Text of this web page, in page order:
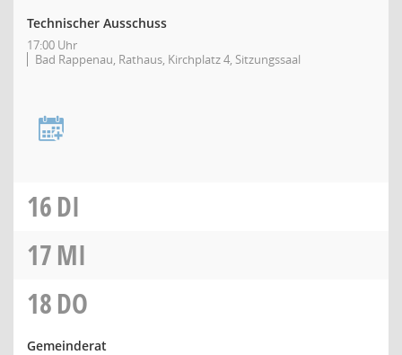
Technischer Ausschuss
17:00 Uhr
Bad Rappenau, Rathaus, Kirchplatz 4, Sitzungssaal
16DI
17MI
18DO
Gemeinderat